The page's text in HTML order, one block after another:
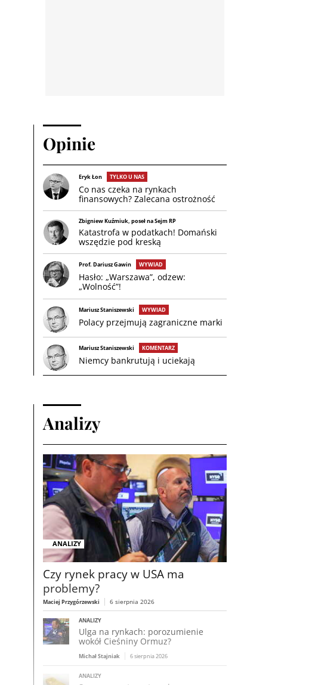
Opinie
Eryk Łon TYLKO U NAS
Co nas czeka na rynkach
finansowych? Zalecana ostrożność
Zbigniew Kuźmiuk, poseł na Sejm RP
Katastrofa w podatkach! Domański
wszędzie pod kreską
Prof. Dariusz Gawin WYWIAD
Hasło: „Warszawa”, odzew:
„Wolność”!
Mariusz Staniszewski WYWIAD
Polacy przejmują zagraniczne marki
Mariusz Staniszewski KOMENTARZ
Niemcy bankrutują i uciekają
Analizy
ANALIZY
Czy rynek pracy w USA ma
problemy?
Maciej Przygórzewski 6 sierpnia 2026
ANALIZY
Ulga na rynkach: porozumienie
wokół Cieśniny Ormuz?
Michał Stajniak 6 sierpnia 2026
ANALIZY